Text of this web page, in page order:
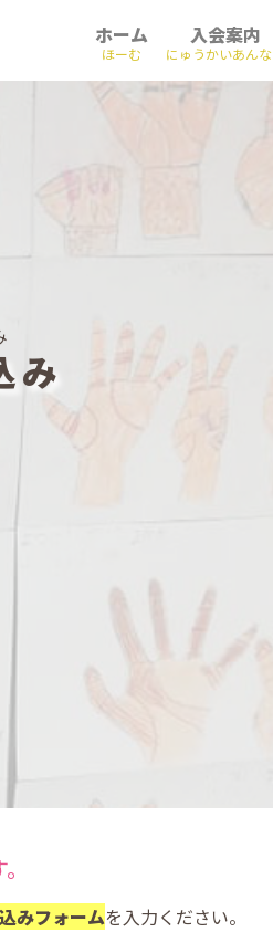
ホーム
ほーむ
入会案内
にゅうかいあん
み
みフォームを入力ください。